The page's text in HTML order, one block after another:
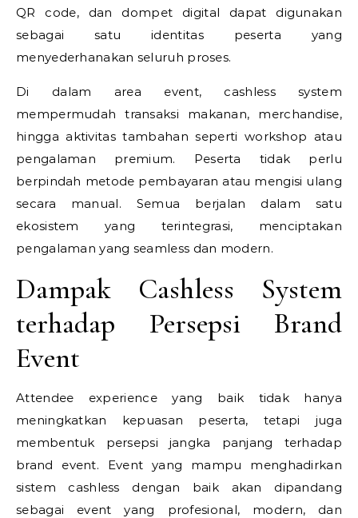
QR code, dan dompet digital dapat digunakan
sebagai satu identitas peserta yang
menyederhanakan seluruh proses.
Di dalam area event, cashless system
mempermudah transaksi makanan, merchandise,
hingga aktivitas tambahan seperti workshop atau
pengalaman premium. Peserta tidak perlu
berpindah metode pembayaran atau mengisi ulang
secara manual. Semua berjalan dalam satu
ekosistem yang terintegrasi, menciptakan
pengalaman yang seamless dan modern.
Dampak Cashless System
terhadap Persepsi Brand
Event
Attendee experience yang baik tidak hanya
meningkatkan kepuasan peserta, tetapi juga
membentuk persepsi jangka panjang terhadap
brand event. Event yang mampu menghadirkan
sistem cashless dengan baik akan dipandang
sebagai event yang profesional, modern, dan